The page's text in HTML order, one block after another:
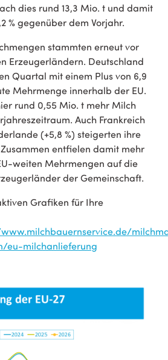
dies rund 13,3 Mio. t und damit
% gegenüber dem Vorjahr.
stammten erneut vor
Erzeugerländern. Deutschland
Quartal mit einem Plus von 6,9
Mehrmenge innerhalb der EU.
rund 0,55 Mio. t mehr Milch
Auch Frankreich
(+5,8 %) steigerten ihre
entfielen damit mehr
weiten Mehrmengen auf die
der Gemeinschaft.
Grafiken für Ihre
eu-milchanlieferung